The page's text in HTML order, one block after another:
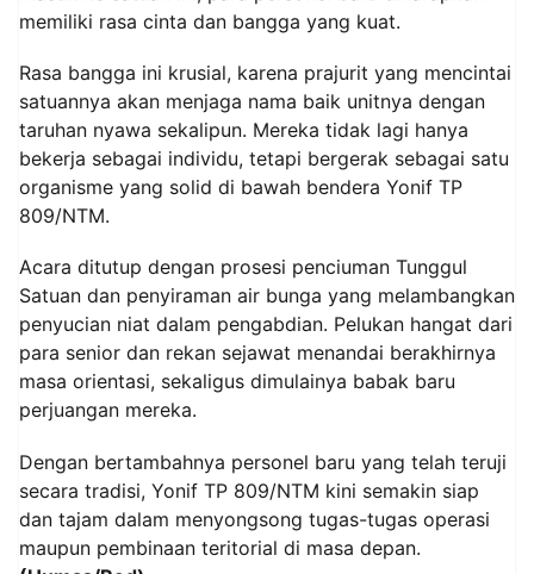
memiliki rasa cinta dan bangga yang kuat.
Rasa bangga ini krusial, karena prajurit yang mencintai
satuannya akan menjaga nama baik unitnya dengan
taruhan nyawa sekalipun. Mereka tidak lagi hanya
bekerja sebagai individu, tetapi bergerak sebagai satu
organisme yang solid di bawah bendera Yonif TP
809/NTM.
Acara ditutup dengan prosesi penciuman Tunggul
Satuan dan penyiraman air bunga yang melambangkan
penyucian niat dalam pengabdian. Pelukan hangat dari
para senior dan rekan sejawat menandai berakhirnya
masa orientasi, sekaligus dimulainya babak baru
perjuangan mereka.
Dengan bertambahnya personel baru yang telah teruji
secara tradisi, Yonif TP 809/NTM kini semakin siap
dan tajam dalam menyongsong tugas-tugas operasi
maupun pembinaan teritorial di masa depan.